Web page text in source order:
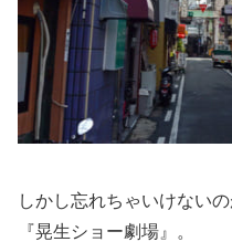
しかし忘れちゃいけない
『晃生ショー劇場』。